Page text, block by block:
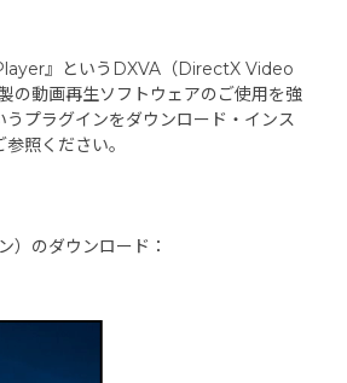
』というDXVA（DirectX Video
動画再生ソフトウェアのご使用を強
プラグインをダウンロード・インス
参照ください。
のダウンロード：